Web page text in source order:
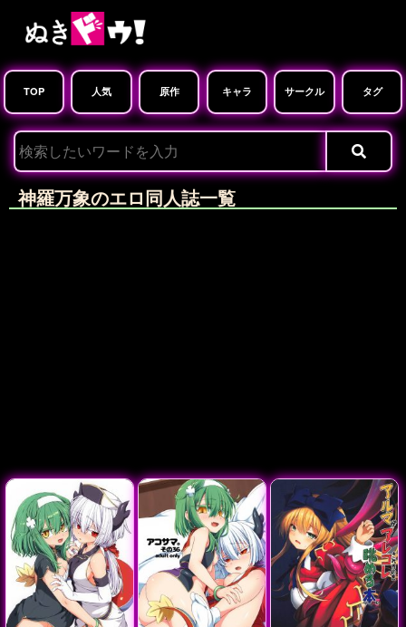
TOP 人気 原作 キャラ サークル タグ
神羅万象のエロ同人誌一覧